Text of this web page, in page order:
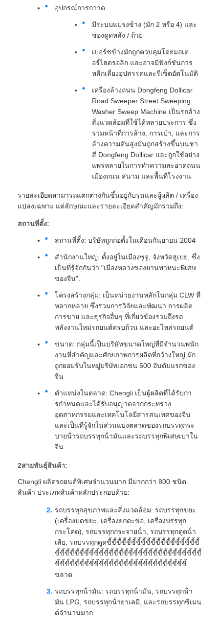
อุปกรณ์การกวาด:
มีระบบแปรงข้าง (มัก 2 หรือ 4) และ
ช่องดูดหลัง / ถ้วย
เบอร์ชข้างมักถูกควบคุมโดยมอเต
อร์ไฮดรอลิก และอาจมีฟังก์ชันการ
หลีกเลี่ยงอุปสรรคและรีเซ็ตอัตโนมัติ
เครื่องล้างถนน Dongfeng Dollicar
Road Sweeper Street Sweeping
Washer Sweep Machine เป็นรถล้าง
สิ่งแวดล้อมที่ใช้ได้หลายประการ ซึ่ง
รวมหน้าที่การล้าง, การเป่า, และการ
ล้างความดันสูงมันถูกสร้างขึ้นบนชา
สี Dongfeng Dollicar และถูกใช้อย่าง
แพร่หลายในการทําความสะอาดถนน
เมืองถนน สนาม และพื้นที่โรงงาน
รายละเอียดสามารถแตกต่างกันขึ้นอยู่กับรุ่นและผู้ผลิต / เครื่อง
แปลงเฉพาะ แต่ลักษณะและรายละเอียดสําคัญมักรวมถึง:
สถานที่ตั้ง:
สถานที่ตั้ง: บริษัทถูกก่อตั้งในเดือนกันยายน 2004
สํานักงานใหญ่: ตั้งอยู่ในเมืองซูจู, จังหวัดฮูเบ่ย, ซึ่ง
เป็นที่รู้จักกันว่า "เมืองหลวงของยานพาหนะพิเศษ
ของจีน".
โครงสร้างกลุ่ม: เป็นหน่วยงานหลักในกลุ่ม CLW ที่
หลากหลาย ซึ่งรวมการวิจัยและพัฒนา การผลิต
การขาย และธุรกิจอื่นๆ ที่เกี่ยวข้องรวมถึงรถ
พลังงานใหม่รถยนต์ครบถ้วน และอะไหล่รถยนต์
ขนาด: กลุ่มนี้เป็นบริษัทขนาดใหญ่ที่มีจํานวนพนัก
งานที่สําคัญและศักยภาพการผลิตที่กว้างใหญ่ มัก
ถูกยอมรับในหมู่บริษัทเอกชน 500 อันดับแรกของ
จีน
ตําแหน่งในตลาด: Chengli เป็นผู้ผลิตที่ได้รับกา
รกําหนดและได้รับอนุญาตจากกระทรวง
อุตสาหกรรมและเทคโนโลยีสารสนเทศของจีน
และเป็นที่รู้จักในส่วนแบ่งตลาดของรถบรรทุกระ
บายน้ํารถบรรทุกน้ํามันและรถบรรทุกพิเศษเบาใน
จีน
2สายพันธุ์สินค้า:
Chengli ผลิตรถยนต์พิเศษจํานวนมาก มีมากกว่า 800 ชนิด
สินค้า ประเภทสินค้าหลักประกอบด้วย:
รถบรรทุกสุขภาพและสิ่งแวดล้อม: รถบรรทุกขยะ
(เครื่องบดขยะ, เครื่องยกตะขอ, เครื่องบรรทุก
กระโดด), รถบรรทุกกระจายน้ํา, รถบรรทุกดูดน้ํา
เสีย, รถบรรทุกดูดขี้ขี้ขี้ขี้ขี้ขี้ขี้ขี้ขี้ขี้ขี้ขี้ขี้ขี้ขี้ขี้ขี้ขี้ขี้
ขี้ขี้ขี้ขี้ขี้ขี้ขี้ขี้ขี้ขี้ขี้ขี้ขี้ขี้ขี้ขี้ขี้ขี้ขี้ขี้ขี้ขี้ขี้ขี้ขี้ขี้ขี้ขี้ขี้ขี้
ขี้ขี้ขี้ขี้ขี้ขี้ขี้ขี้ขี้ขี้ขี้ขี้ขี้ขี้ขี้ขี้ขี้ขี้ขี้ขี้ขี้ขี้ขี้ขี้ขี้ขี้ขี้
ขลาด
รถบรรทุกน้ํามัน: รถบรรทุกน้ํามัน, รถบรรทุกน้ํา
มัน LPG, รถบรรทุกน้ํายาเคมี, และรถบรรทุกซีเมน
ต์จํานวนมาก